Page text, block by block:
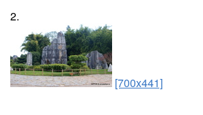
2.
[700x441]